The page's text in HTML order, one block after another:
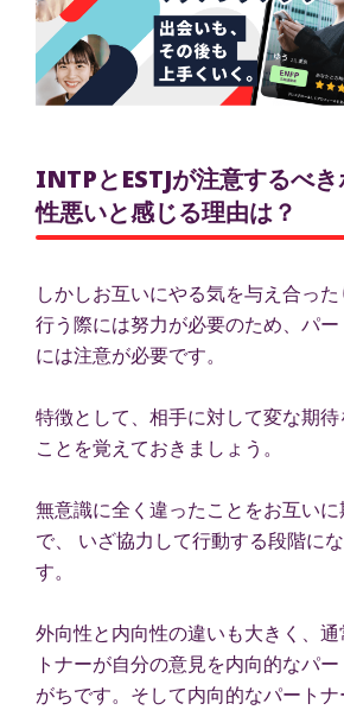
INTPとESTJが注意するべ
性悪いと感じる理由は？
しかしお互いにやる気を与え合っ
行う際には努力が必要のため、パ
には注意が必要です。
特徴として、相手に対して変な期待
ことを覚えておきましょう。
無意識に全く違ったことをお互い
で、 いざ協力して行動する段階に
す。
外向性と内向性の違いも大きく、
トナーが自分の意見を内向的なパ
がちです。そして内向的なパート